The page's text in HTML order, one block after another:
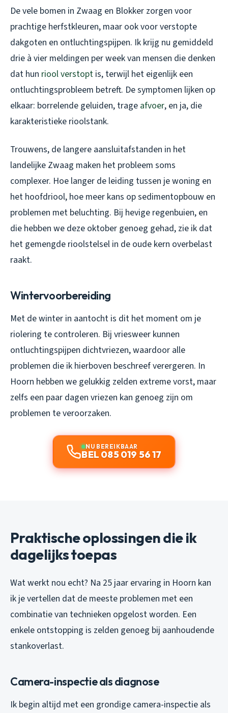
De vele bomen in Zwaag en Blokker zorgen voor
prachtige herfstkleuren, maar ook voor verstopte
dakgoten en ontluchtingspijpen. Ik krijg nu gemiddeld
drie à vier meldingen per week van mensen die denken
dat hun riool verstopt is, terwijl het eigenlijk een
ontluchtingsprobleem betreft. De symptomen lijken op
elkaar: borrelende geluiden, trage afvoer, en ja, die
karakteristieke rioolstank.
Trouwens, de langere aansluitafstanden in het
landelijke Zwaag maken het probleem soms
complexer. Hoe langer de leiding tussen je woning en
het hoofdriool, hoe meer kans op sedimentopbouw en
problemen met beluchting. Bij hevige regenbuien, en
die hebben we deze oktober genoeg gehad, zie ik dat
het gemengde rioolstelsel in de oude kern overbelast
raakt.
Wintervoorbereiding
Met de winter in aantocht is dit het moment om je
riolering te controleren. Bij vriesweer kunnen
ontluchtingspijpen dichtvriezen, waardoor alle
problemen die ik hierboven beschreef verergeren. In
Hoorn hebben we gelukkig zelden extreme vorst, maar
zelfs een paar dagen vriezen kan genoeg zijn om
problemen te veroorzaken.
NU BEREIKBAAR
BEL 085 019 56 17
Praktische oplossingen die ik
dagelijks toepas
Wat werkt nou echt? Na 25 jaar ervaring in Hoorn kan
ik je vertellen dat de meeste problemen met een
combinatie van technieken opgelost worden. Een
enkele ontstopping is zelden genoeg bij aanhoudende
stankoverlast.
Camera-inspectie als diagnose
Ik begin altijd met een grondige camera-inspectie als